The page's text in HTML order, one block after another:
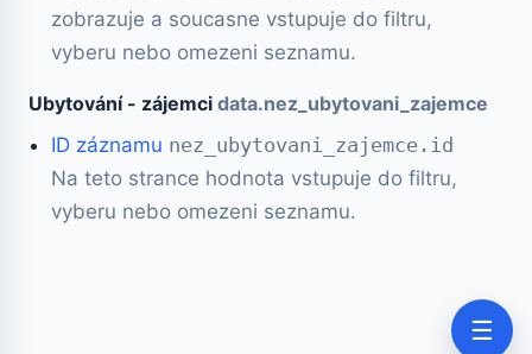
☰
zobrazuje a soucasne vstupuje do filtru,
vyberu nebo omezeni seznamu.
Ubytování - zájemci data.nez_ubytovani_zajemce
ID záznamu nez_ubytovani_zajemce.id
Na teto strance hodnota vstupuje do filtru,
vyberu nebo omezeni seznamu.